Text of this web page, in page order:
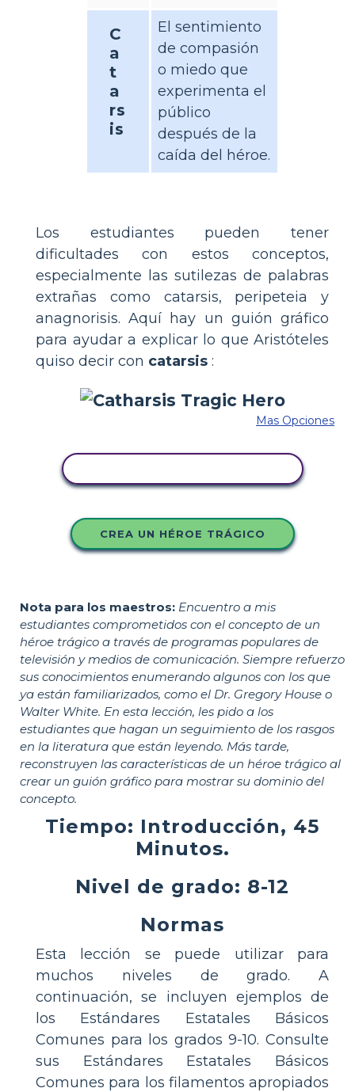
C
a
t
a
rs
is
El sentimiento
de compasión
o miedo que
experimenta el
público
después de la
caída del héroe.
Los estudiantes pueden tener
dificultades con estos conceptos,
especialmente las sutilezas de palabras
extrañas como catarsis, peripeteia y
anagnorisis. Aquí hay un guión gráfico
para ayudar a explicar lo que Aristóteles
quiso decir con catarsis :
Mas Opciones
CREA UN HÉROE TRÁGICO
Nota para los maestros: Encuentro a mis
estudiantes comprometidos con el concepto de un
héroe trágico a través de programas populares de
televisión y medios de comunicación. Siempre refuerzo
sus conocimientos enumerando algunos con los que
ya están familiarizados, como el Dr. Gregory House o
Walter White. En esta lección, les pido a los
estudiantes que hagan un seguimiento de los rasgos
en la literatura que están leyendo. Más tarde,
reconstruyen las características de un héroe trágico al
crear un guión gráfico para mostrar su dominio del
concepto.
Tiempo: Introducción, 45
Minutos.
Nivel de grado: 8-12
Normas
Esta lección se puede utilizar para
muchos niveles de grado. A
continuación, se incluyen ejemplos de
los Estándares Estatales Básicos
Comunes para los grados 9-10. Consulte
sus Estándares Estatales Básicos
Comunes para los filamentos apropiados